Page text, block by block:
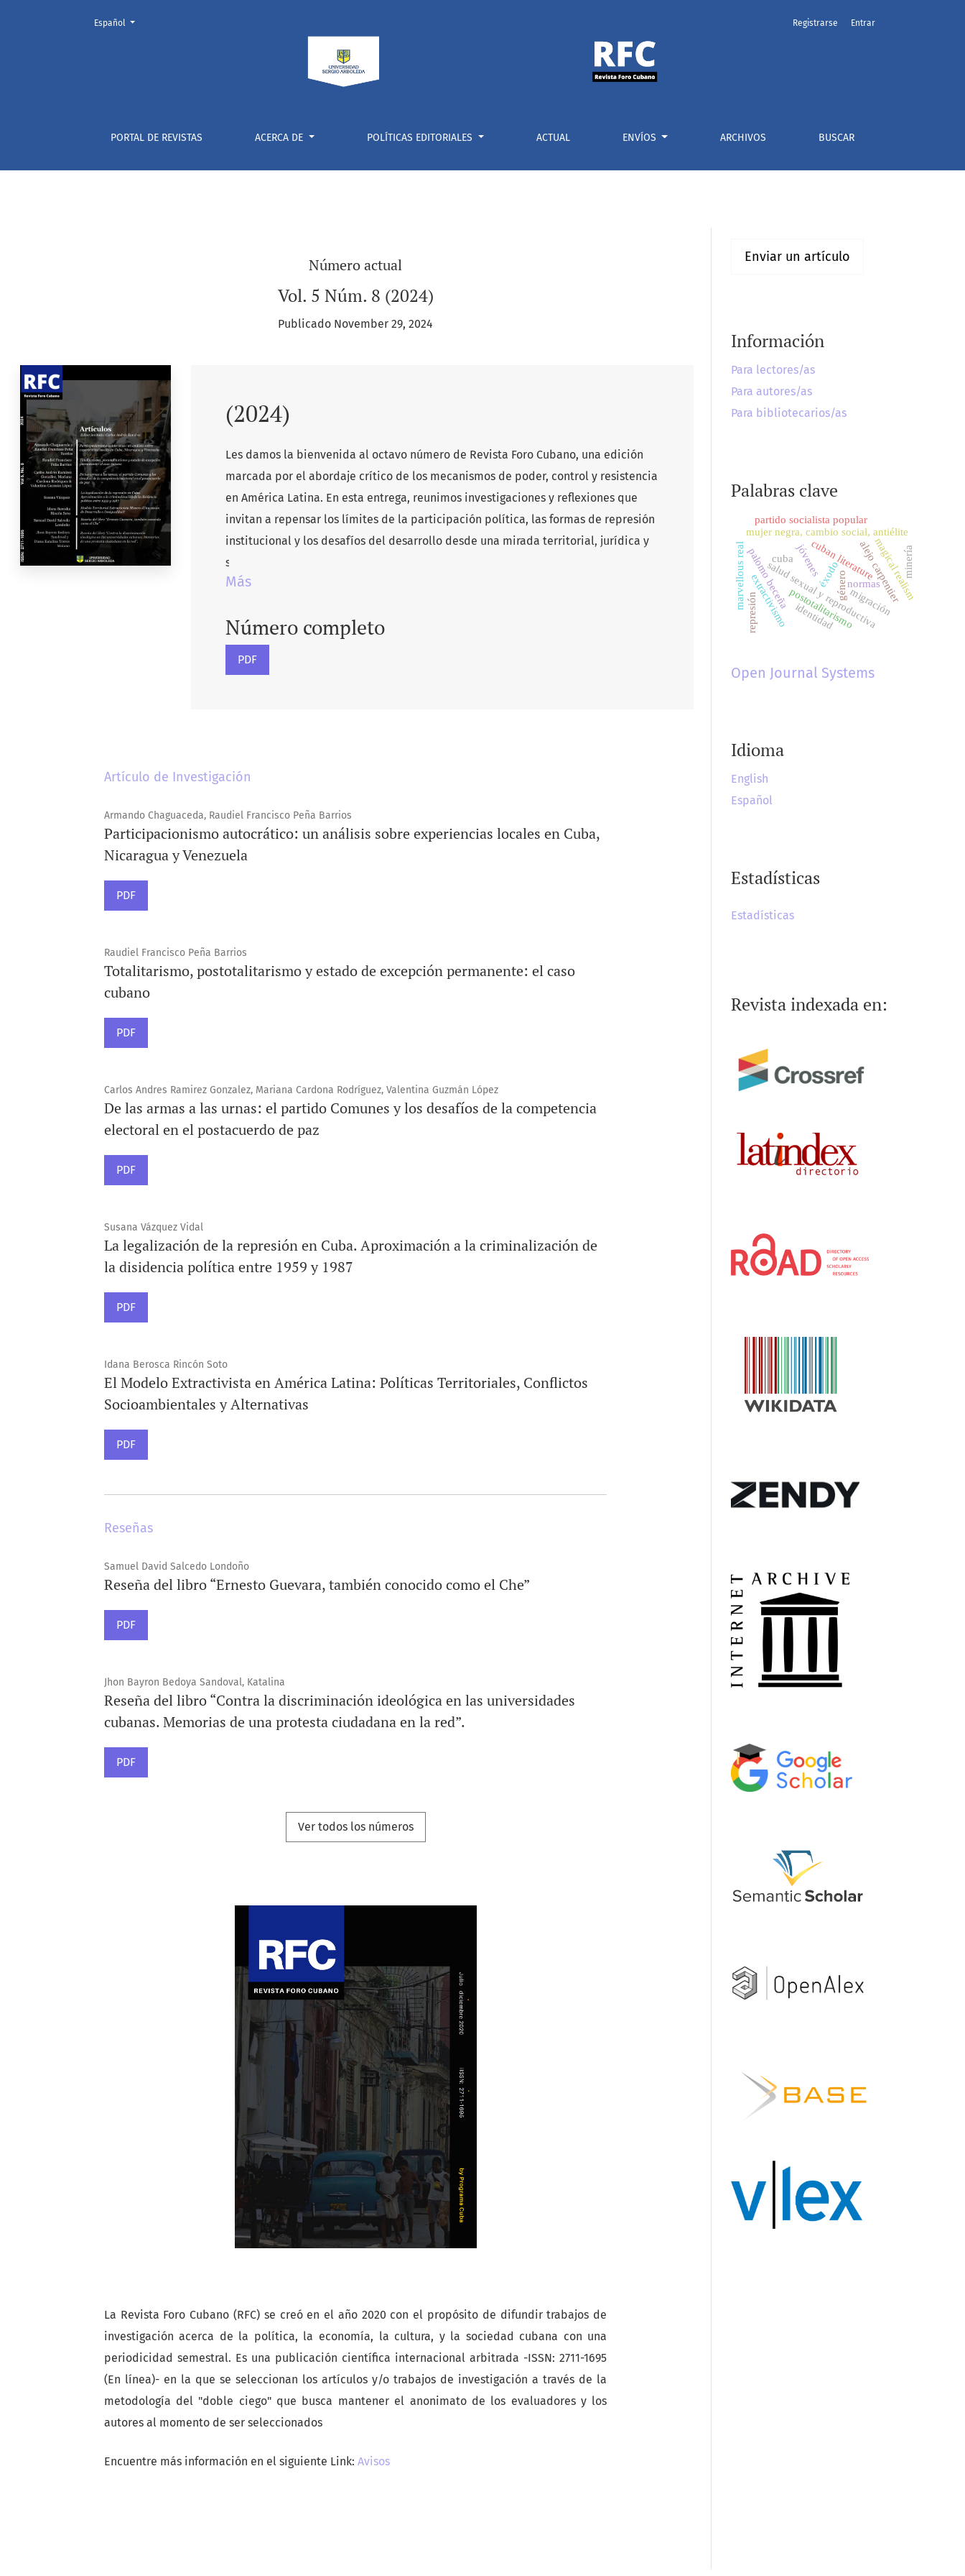
Revista Foro Cubano
PORTAL DE REVISTAS ACERCA DE POLÍTICAS EDITORIALES ACTUAL ENVÍOS ARCHIVOS BUSCAR
Registrarse Entrar
Cambiar el idioma. El actual es:
Español
Número actual
Vol. 5 Núm. 8 (2024)
Publicado November 29, 2024
(2024)
Les damos la bienvenida al octavo número de Revista Foro Cubano, una edición
marcada por el abordaje crítico de los mecanismos de poder, control y resistencia
en América Latina. En esta entrega, reunimos investigaciones y reflexiones que
invitan a repensar los límites de la participación política, las formas de represión
institucional y los desafíos del desarrollo desde una mirada territorial, jurídica y
sociopolítica.
Más
Número completo
PDF
Artículo de Investigación
Armando Chaguaceda, Raudiel Francisco Peña Barrios
Participacionismo autocrático: un análisis sobre experiencias locales en Cuba,
Nicaragua y Venezuela
PDF
Raudiel Francisco Peña Barrios
Totalitarismo, postotalitarismo y estado de excepción permanente: el caso
cubano
PDF
Carlos Andres Ramirez Gonzalez, Mariana Cardona Rodríguez, Valentina Guzmán López
De las armas a las urnas: el partido Comunes y los desafíos de la competencia
electoral en el postacuerdo de paz
PDF
Susana Vázquez Vidal
La legalización de la represión en Cuba. Aproximación a la criminalización de
la disidencia política entre 1959 y 1987
PDF
Idana Berosca Rincón Soto
El Modelo Extractivista en América Latina: Políticas Territoriales, Conflictos
Socioambientales y Alternativas
PDF
Reseñas
Samuel David Salcedo Londoño
Reseña del libro “Ernesto Guevara, también conocido como el Che”
PDF
Jhon Bayron Bedoya Sandoval, Katalina
Reseña del libro “Contra la discriminación ideológica en las universidades
cubanas. Memorias de una protesta ciudadana en la red”.
PDF
Ver todos los números
La Revista Foro Cubano (RFC) se creó en el año 2020 con el propósito de difundir trabajos de
investigación acerca de la política, la economía, la cultura, y la sociedad cubana con una
periodicidad semestral. Es una publicación científica internacional arbitrada -ISSN: 2711-1695
(En línea)- en la que se seleccionan los artículos y/o trabajos de investigación a través de la
metodología del "doble ciego" que busca mantener el anonimato de los evaluadores y los
autores al momento de ser seleccionados
Encuentre más información en el siguiente Link: Avisos
Enviar un artículo
Información
Para lectores/as
Para autores/as
Para bibliotecarios/as
Palabras clave
cubajóvenes
salud sexual y reproductiva
normas
género
mujer negra, cambio social, antiélite
palomo beceña alejo carpentier
magical realism
marvellous real cuban literature
postotalitarismo
extractivismo
minería
migración
identidad
éxodo
represión
partido socialista popular
Open Journal Systems
Idioma
English
Español
Estadísticas
Estadísticas
Revista indexada en: